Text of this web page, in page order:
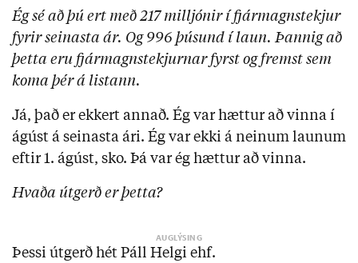
Ég sé að þú ert með 217 milljónir í fjármagnstekjur
fyrir seinasta ár. Og 996 þúsund í laun. Þannig að
þetta eru fjármagnstekjurnar fyrst og fremst sem
koma þér á listann.
Já, það er ekkert annað. Ég var hættur að vinna í
ágúst á seinasta ári. Ég var ekki á neinum launum
eftir 1. ágúst, sko. Þá var ég hættur að vinna.
Hvaða útgerð er þetta?
Þessi útgerð hét Páll Helgi ehf.